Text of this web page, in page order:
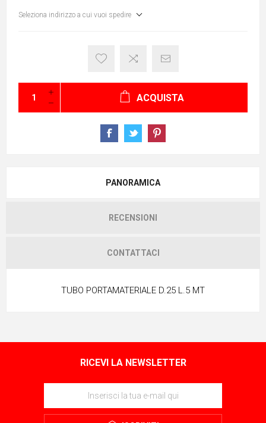
Seleziona indirizzo a cui vuoi spedire
ACQUISTA
PANORAMICA
RECENSIONI
CONTATTACI
TUBO PORTAMATERIALE D.25 L.5 MT
RICEVI LA NEWSLETTER